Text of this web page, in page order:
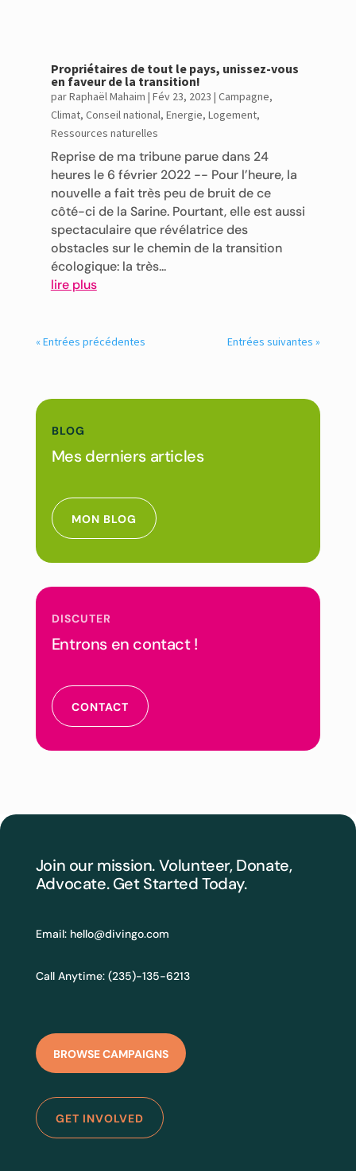
Propriétaires de tout le pays, unissez-vous
en faveur de la transition!
parRaphaël Mahaim | Fév 23, 2023 | Campagne,
Climat, Conseil national, Energie, Logement,
Ressources naturelles
Reprise de ma tribune parue dans 24
heures le 6 février 2022 -- Pour l’heure, la
nouvelle a fait très peu de bruit de ce
côté-ci de la Sarine. Pourtant, elle est aussi
spectaculaire que révélatrice des
obstacles sur le chemin de la transition
écologique: la très...
lire plus
« Entrées précédentes Entrées suivantes »
BLOG
Mes derniers articles
MON BLOG
DISCUTER
Entrons en contact !
CONTACT
Join our mission. Volunteer, Donate,
Advocate. Get Started Today.
Email: hello@divingo.com
Call Anytime: (235)-135-6213
BROWSE CAMPAIGNS
GET INVOLVED